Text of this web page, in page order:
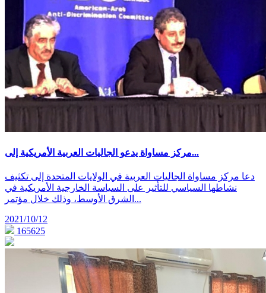
مركز مساواة يدعو الجاليات العربية الأمريكية إلى...
دعا مركز مساواة الجاليات العربية في الولايات المتحدة إلى تكثيف
نشاطها السياسي للتأثير على السياسة الخارجية الأمريكية في
الشرق الأوسط، وذلك خلال مؤتمر...
2021/10/12
165625